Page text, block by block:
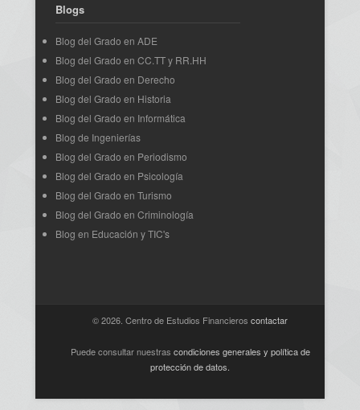
Blogs
Blog del Grado en ADE
Blog del Grado en CC.TT y RR.HH
Blog del Grado en Derecho
Blog del Grado en Historia
Blog del Grado en Informática
Blog de Ingenierías
Blog del Grado en Periodismo
Blog del Grado en Psicología
Blog del Grado en Turismo
Blog del Grado en Criminología
Blog en Educación y TIC's
© 2026. Centro de Estudios Financieros contactar
Puede consultar nuestras condiciones generales y política de
protección de datos